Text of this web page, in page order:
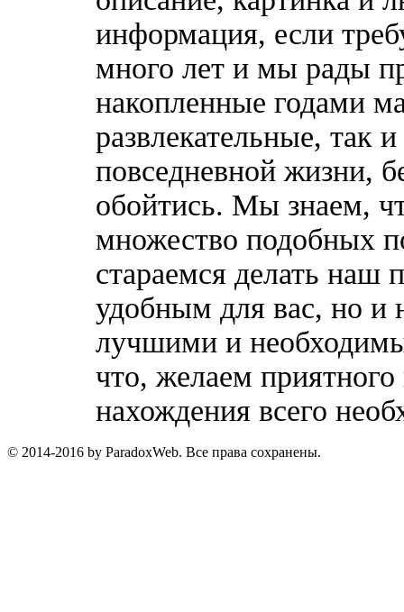
информация, если
много лет и мы рады
накопленные годами
развлекательные, так
повседневной жизни,
обойтись. Мы знаем,
множество подобных
стараемся делать наш
удобным для вас, но и
лучшими и
что, желаем
нахождения всего
© 2014-2016 by ParadoxWeb. Все права сохранены.